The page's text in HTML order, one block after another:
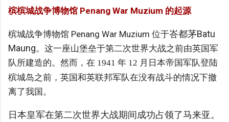
槟槟城战争博物馆 Penang War Muzium 的起源
槟城战争博物馆 Penang War Muzium 位于峇都茅Batu
Maung。这一座山堡垒于第二次世界大战之前由英国军
队所建造的。 然而，在 1941 年 12 月日本帝国军队登陆
槟城岛之前，英国和英联邦军队在没有战斗的情况下撤
离了我国。
日本皇军在第二次世界大战期间成功占领了马来亚。